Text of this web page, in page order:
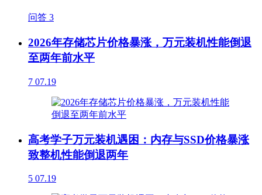
问答 3
2026年存储芯片价格暴涨，万元装机性能倒退
至两年前水平
7 07.19
高考学子万元装机遇困：内存与SSD价格暴涨
致整机性能倒退两年
5 07.19